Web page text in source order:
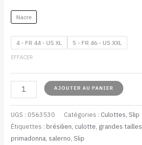
Nacre
4 - FR 44 - US XL 5 - FR 46 - US XXL
EFFACER
AJOUTER AU PANIER
UGS : 0563530 Catégories : Culottes,Slip
Étiquettes :brésilien, culotte, grandes tailles
primadonna, salerno,Slip